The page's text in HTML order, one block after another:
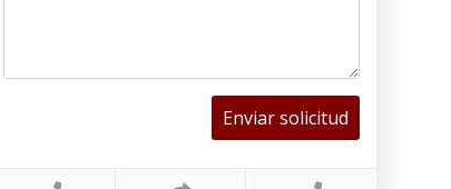
Enviar solicitud